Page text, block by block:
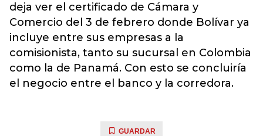
deja ver el certificado de Cámara y
Comercio del 3 de febrero donde Bolívar ya
incluye entre sus empresas a la
comisionista, tanto su sucursal en Colombia
como la de Panamá. Con esto se concluiría
el negocio entre el banco y la corredora.
GUARDAR